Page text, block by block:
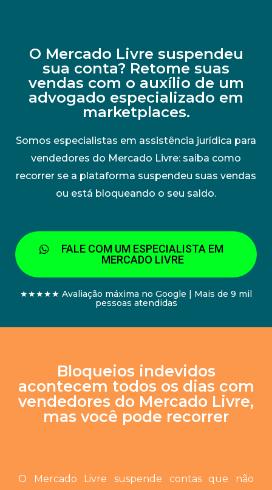
O Mercado Livre suspendeu
sua conta? Retome suas
vendas com o auxílio de um
advogado especializado em
marketplaces.
Somos especialistas em assistência jurídica para
vendedores do Mercado Livre: saiba como
recorrer se a plataforma suspendeu suas vendas
ou está bloqueando o seu saldo.
FALE COM UM ESPECIALISTA EM
MERCADO LIVRE
★★★★★ Avaliação máxima no Google | Mais de 9 mil
pessoas atendidas
Bloqueios indevidos
acontecem todos os dias com
vendedores do Mercado Livre,
mas você pode recorrer
O Mercado Livre suspende contas que não